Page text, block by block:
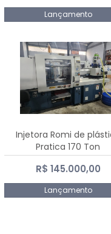
Lançamento
Injetora Romi de
Pratica 170 Ton
R$ 145.000,00
Lançamento